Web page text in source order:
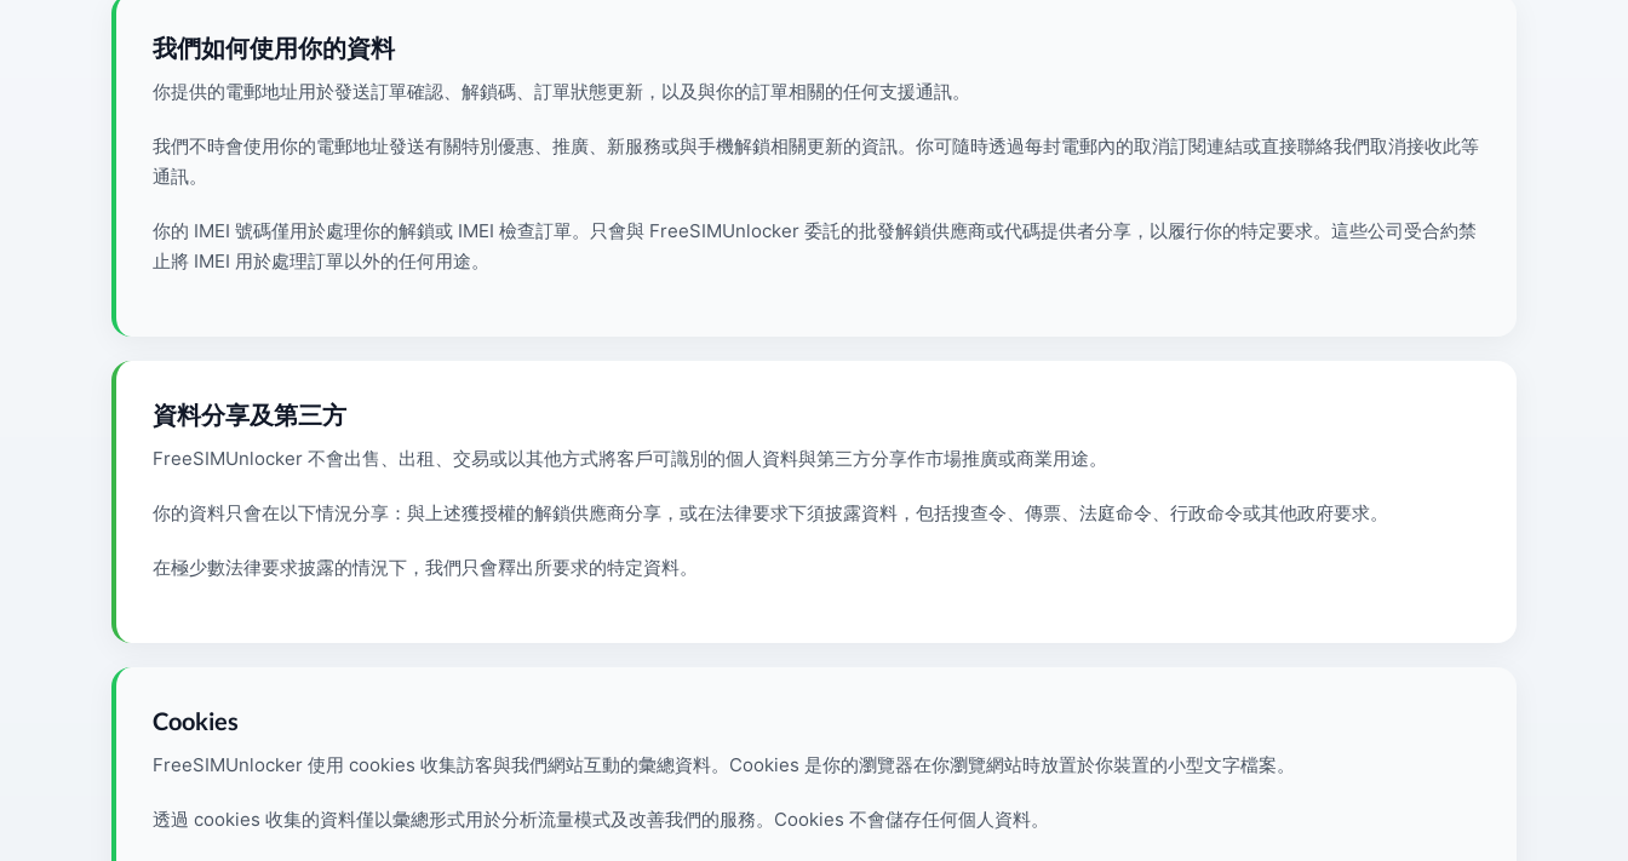
我們如何使用你的資料
你提供的電郵地址用於發送訂單確認、解鎖碼、訂單狀態更新，以及與你的訂單相關的任何支援通訊。
我們不時會使用你的電郵地址發送有關特別優惠、推廣、新服務或與手機解鎖相關更新的資訊。你可隨時透過每封電郵內的取消訂閱連結或直接聯絡我們取消接收此等
通訊。
你的 IMEI 號碼僅用於處理你的解鎖或 IMEI 檢查訂單。只會與 FreeSIMUnlocker 委託的批發解鎖供應商或代碼提供者分享，以履行你的特定要求。這些公司受合約禁
止將 IMEI 用於處理訂單以外的任何用途。
資料分享及第三方
FreeSIMUnlocker 不會出售、出租、交易或以其他方式將客戶可識別的個人資料與第三方分享作市場推廣或商業用途。
你的資料只會在以下情況分享：與上述獲授權的解鎖供應商分享，或在法律要求下須披露資料，包括搜查令、傳票、法庭命令、行政命令或其他政府要求。
在極少數法律要求披露的情況下，我們只會釋出所要求的特定資料。
Cookies
FreeSIMUnlocker 使用 cookies 收集訪客與我們網站互動的彙總資料。Cookies 是你的瀏覽器在你瀏覽網站時放置於你裝置的小型文字檔案。
透過 cookies 收集的資料僅以彙總形式用於分析流量模式及改善我們的服務。Cookies 不會儲存任何個人資料。